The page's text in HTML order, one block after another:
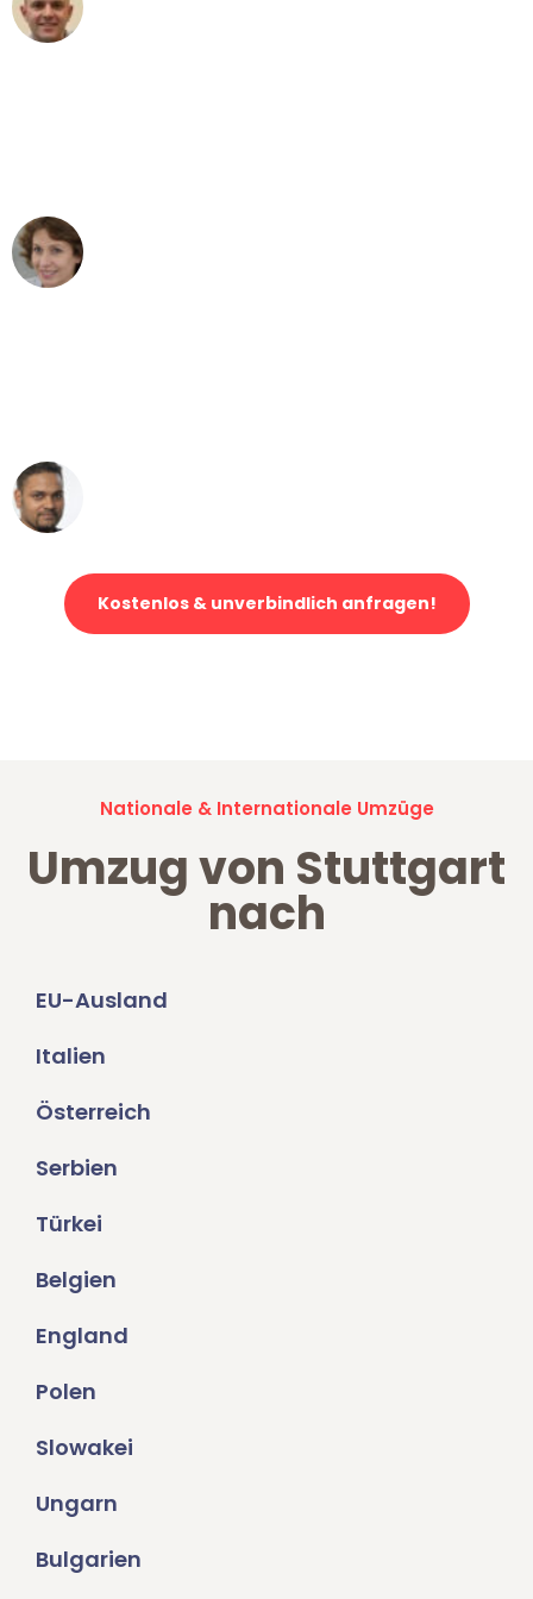
Kostenlos & unverbindlich anfragen!
Nationale & Internationale Umzüge
Umzug von Stuttgart
nach
EU-Ausland
Italien
Österreich
Serbien
Türkei
Belgien
England
Polen
Slowakei
Ungarn
Bulgarien